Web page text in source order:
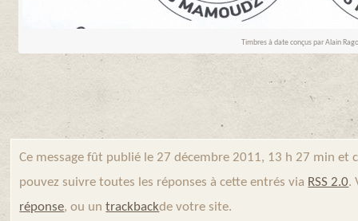
Timbres à date conçus par Alain
Ce message fût publié le 27 décembre 2011, 13 h 27 min et
pouvez suivre toutes les réponses à cette entrés via RSS 2.0.
réponse, ou untrackbackde votre site.